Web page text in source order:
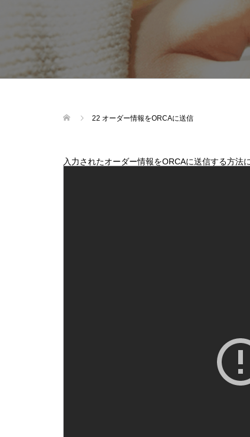
22 オーダー情報をORCAに送信
入力されたオーダー情報をORCAに送信する方法